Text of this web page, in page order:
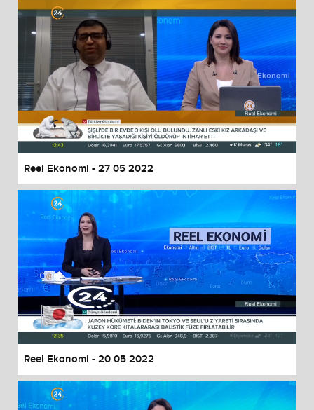
Reel Ekonomi - 27 05 2022
Reel Ekonomi - 20 05 2022